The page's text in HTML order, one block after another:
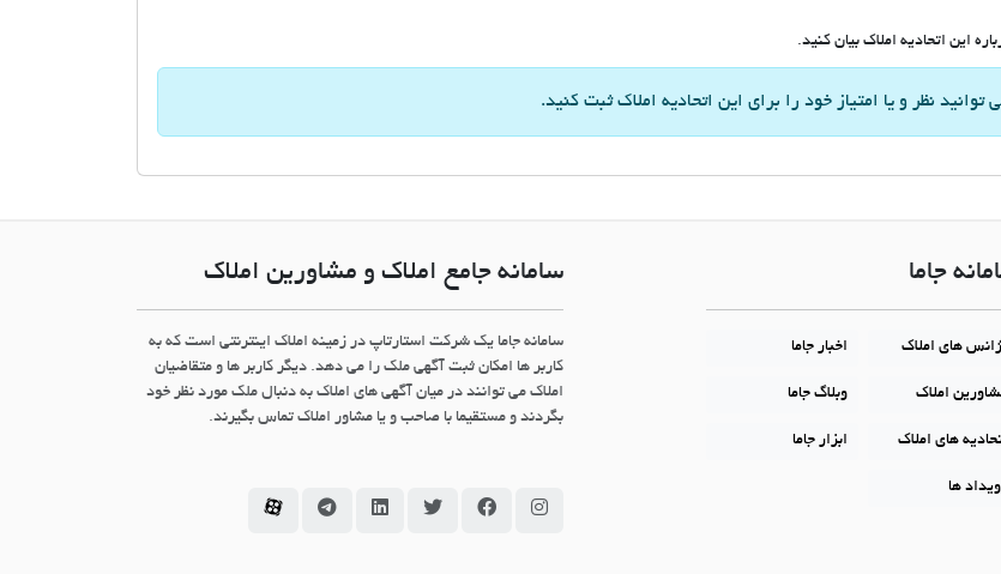
این اتحادیه املاک بیان کنید.
توانید نظر و یا امتیاز خود را برای این اتحادیه املاک ثبت کنید.
جاما
های املاک اخبار جاما
املاک وبلاگ جاما
های املاک ابزار جاما
ها
سامانه جامع املاک و مشاورین املاک
سامانه جاما یک شرکت استارتاپ در زمینه املاک اینترنتی است که به
کاربر ها امکان ثبت آگهی ملک را می دهد. دیگر کاربر ها و متقاضیان
املاک می توانند در میان آگهی های املاک به دنبال ملک مورد نظر خود
بگردند و مستقیما با صاحب و یا مشاور املاک تماس بگیرند.
سامانه جاما در اینستاگرام
سامانه جاما در فیسبوک
سامانه جاما در توئیتر
سامانه جاما در لینکداین
سامانه جاما در تلگرام
سامانه جاما در آپارات